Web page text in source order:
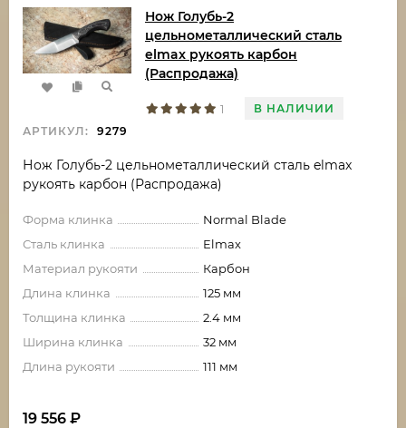
Нож Голубь-2
цельнометаллический сталь
elmax рукоять карбон
(Распродажа)
1
В НАЛИЧИИ
АРТИКУЛ:
9279
Нож Голубь-2 цельнометаллический сталь elmax
рукоять карбон (Распродажа)
Форма клинка
Normal Blade
Сталь клинка
Elmax
Материал рукояти
Карбон
Длина клинка
125 мм
Толщина клинка
2.4 мм
Ширина клинка
32 мм
Длина рукояти
111 мм
19 556 ₽